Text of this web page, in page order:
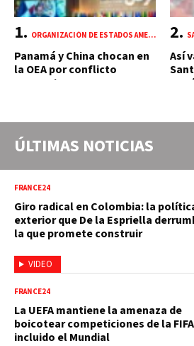
ORGANIZACIÓN DE ESTADOS AMERICANOS (OEA)
Panamá y China chocan en
la OEA por conflicto
portuario y mercante
Así
ÚLTIMAS NOTICIAS
VIDEO
FRANCE24
Giro radical en Colombia: la
exterior que De la Espriella
la que promete construir
FRANCE24
La UEFA mantiene la amenaza de
boicotear competiciones de la
incluido el Mundial